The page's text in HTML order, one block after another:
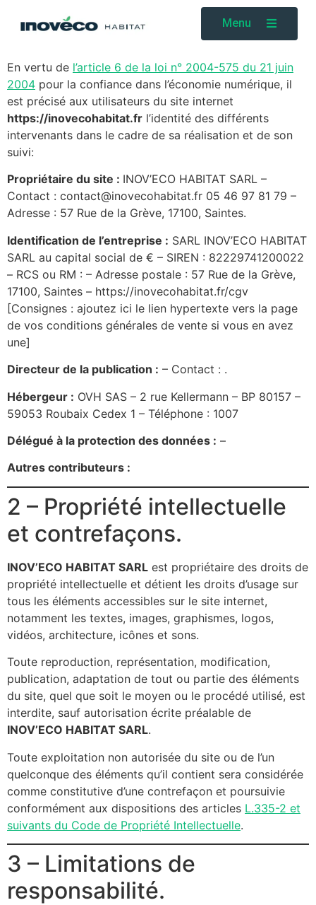
Menu
1 – Édition du site
En vertu de l’article 6 de la loi n° 2004-575 du 21 juin
2004 pour la confiance dans l’économie numérique, il
est précisé aux utilisateurs du site internet
https://inovecohabitat.fr l’identité des différents
intervenants dans le cadre de sa réalisation et de son
suivi:
Propriétaire du site : INOV’ECO HABITAT SARL –
Contact : contact@inovecohabitat.fr 05 46 97 81 79 –
Adresse : 57 Rue de la Grève, 17100, Saintes.
Identification de l’entreprise : SARL INOV’ECO HABITAT
SARL au capital social de € – SIREN : 82229741200022
– RCS ou RM : – Adresse postale : 57 Rue de la Grève,
17100, Saintes – https://inovecohabitat.fr/cgv
[Consignes : ajoutez ici le lien hypertexte vers la page
de vos conditions générales de vente si vous en avez
une]
Directeur de la publication : – Contact : .
Hébergeur : OVH SAS – 2 rue Kellermann – BP 80157 –
59053 Roubaix Cedex 1 – Téléphone : 1007
Délégué à la protection des données : –
Autres contributeurs :
2 – Propriété intellectuelle
et contrefaçons.
INOV’ECO HABITAT SARL est propriétaire des droits de
propriété intellectuelle et détient les droits d’usage sur
tous les éléments accessibles sur le site internet,
notamment les textes, images, graphismes, logos,
vidéos, architecture, icônes et sons.
Toute reproduction, représentation, modification,
publication, adaptation de tout ou partie des éléments
du site, quel que soit le moyen ou le procédé utilisé, est
interdite, sauf autorisation écrite préalable de
INOV’ECO HABITAT SARL.
Toute exploitation non autorisée du site ou de l’un
quelconque des éléments qu’il contient sera considérée
comme constitutive d’une contrefaçon et poursuivie
conformément aux dispositions des articles L.335-2 et
suivants du Code de Propriété Intellectuelle.
3 – Limitations de
responsabilité.